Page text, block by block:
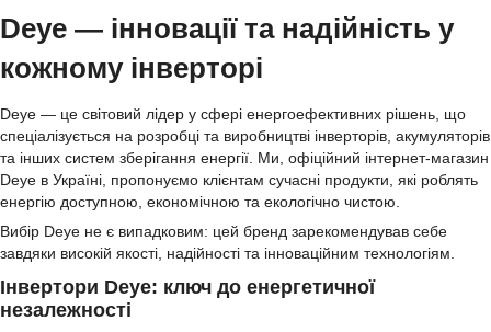
Deye — інновації та надійність у
кожному інверторі
Deye — це світовий лідер у сфері енергоефективних рішень, що
спеціалізується на розробці та виробництві інверторів, акумуляторів
та інших систем зберігання енергії. Ми, офіційний інтернет-магазин
Deye в Україні, пропонуємо клієнтам сучасні продукти, які роблять
енергію доступною, економічною та екологічно чистою.
Вибір Deye не є випадковим: цей бренд зарекомендував себе
завдяки високій якості, надійності та інноваційним технологіям.
Інвертори Deye: ключ до енергетичної
незалежності